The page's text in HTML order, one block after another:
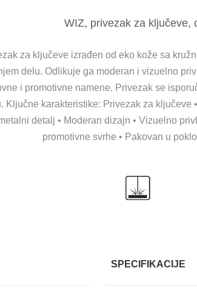
WIZ, privezak za ključeve,
za ključeve izrađen od eko kože sa
delu. Odlikuje ga moderan i vizuelno
i promotivne namene. Privezak se
Ključne karakteristike: Privezak za ključeve
detalj • Moderan dizajn • Vizuelno
promotivne svrhe • Pakovan u
SPECIFIKACIJE